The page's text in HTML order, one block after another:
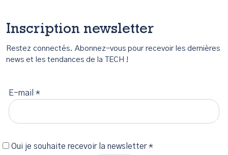
Inscription newsletter
Restez connectés. Abonnez-vous pour recevoir les dernières
news et les tendances de la TECH !
E-mail *
Oui je souhaite recevoir la newsletter *